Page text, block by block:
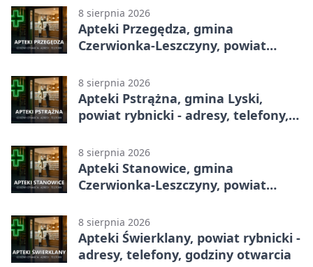
otwarcia
8 sierpnia 2026
Apteki Przegędza, gmina
Czerwionka-Leszczyny, powiat
otwarcia
8 sierpnia 2026
Apteki Pstrążna, gmina Lyski,
powiat rybnicki - adresy, telefony,
8 sierpnia 2026
Apteki Stanowice, gmina
Czerwionka-Leszczyny, powiat
otwarcia
8 sierpnia 2026
Apteki Świerklany, powiat rybnicki -
adresy, telefony, godziny otwarcia